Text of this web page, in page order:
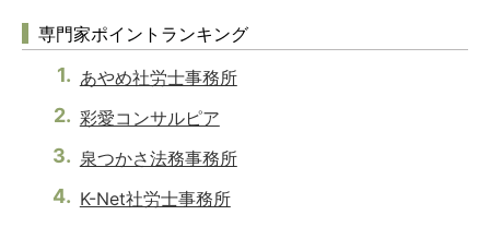
専門家ポイントランキング
あやめ社労士事務所
彩愛コンサルピア
泉つかさ法務事務所
K-Net社労士事務所